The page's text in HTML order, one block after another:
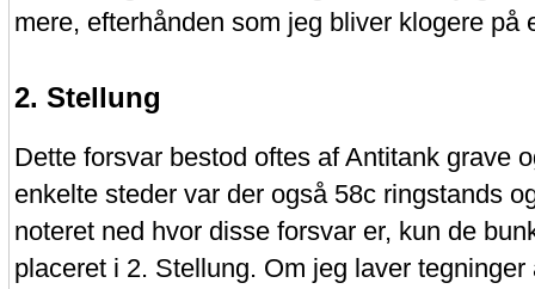
mere, efterhånden som jeg bliver klogere på
2. Stellung
Dette forsvar bestod oftes af Antitank grave
enkelte steder var der også 58c ringstands
noteret ned hvor disse forsvar er, kun de
placeret i 2. Stellung. Om jeg laver tegninger